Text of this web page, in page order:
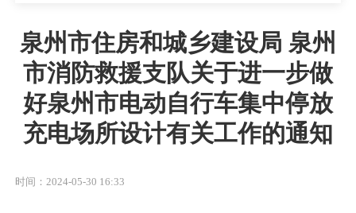
泉州市住房和城乡建设局 泉州
市消防救援支队关于进一步做
好泉州市电动自行车集中停放
充电场所设计有关工作的通知
时间：2024-05-30 16:33